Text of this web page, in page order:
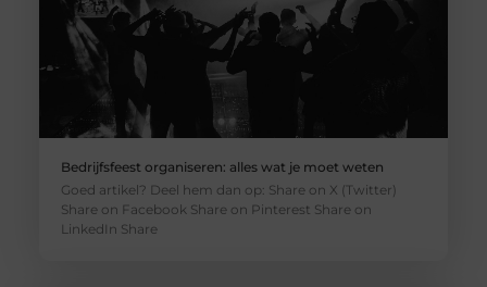
Bedrijfsfeest organiseren: alles wat je moet weten
Goed artikel? Deel hem dan op: Share on X (Twitter)
Share on Facebook Share on Pinterest Share on
LinkedIn Share